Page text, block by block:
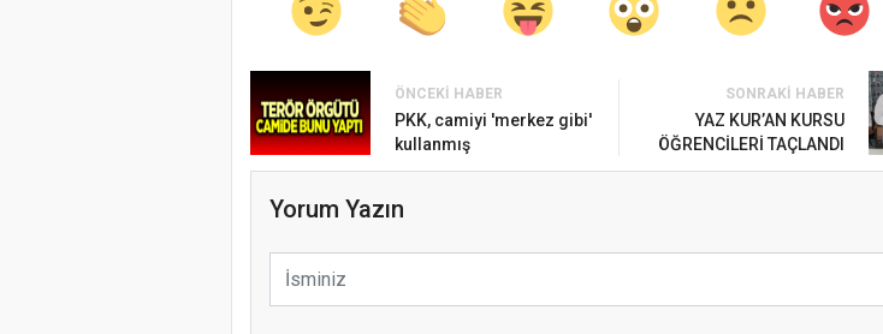
ÖNCEKI HABER
PKK, camiyi 'merkez gibi'
kullanmış
SONRAKI HABER
YAZ KUR’AN KURSU
ÖĞRENCİLERİ TAÇLANDI
Yorum Yazın
Samsun Atakum’da Ayasofya Camii
Etkinliği